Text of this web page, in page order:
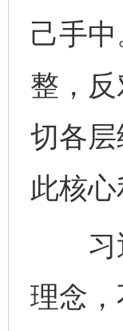
己手
整，
切各
此核
习近
理念